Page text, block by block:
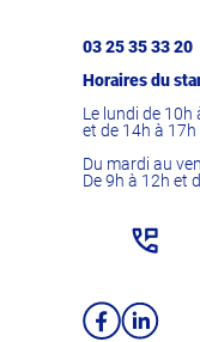
03 25 35 33 20
Horaires du
Le lundi de 10h
et de 14h à 17h
Du mardi au
De 9h à 12h et